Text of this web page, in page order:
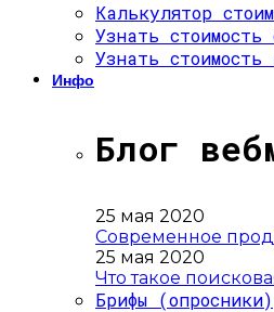
Калькулятор
Узнать стоимость
Узнать стоимость
Инфо
Блог
25 мая 2020
Современное
25 мая 2020
Что такое
Брифы (опросники)